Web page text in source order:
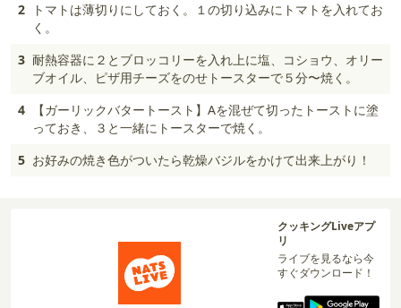
2
トマトは薄切りにしておく。１の切り込みにトマトを入れてお
く。
3 耐熱容器に２とブロッコリーを入れ上に塩、コショウ、オリー
ブオイル、ピザ用チーズをのせトースターで５分〜焼く。
4
【ガーリックバタートースト】Aを混ぜて切ったトーストに塗
っておき、３と一緒にトースターで焼く。
5 お好みの焼き色がついたら乾燥バジルをかけて出来上がり！
クッキングLiveアプ
リ
ライブを見るなら今
すぐダウンロード！